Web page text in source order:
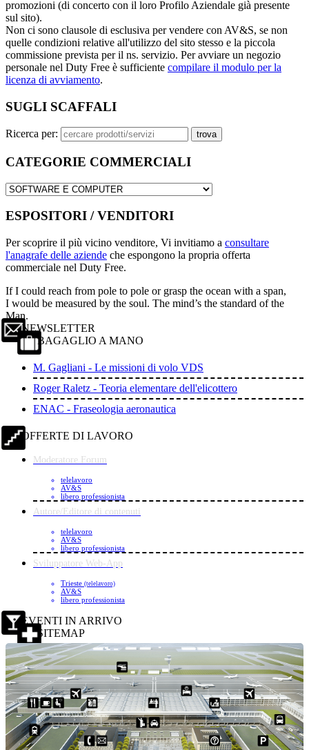
promozioni (di concerto con il loro Profilo Aziendale già presente
sul sito).
Non ci sono clausole di esclusiva per vendere con AV&S, se non
quelle condizioni relative all'utilizzo del sito stesso e la piccola
commissione prevista per il ns. servizio. Per avviare un negozio
personale nel Duty Free è sufficiente compilare il modulo per la
licenza di avviamento.
SUGLI SCAFFALI
Ricerca per:
CATEGORIE COMMERCIALI
ESPOSITORI / VENDITORI
Per scoprire il più vicino venditore, Vi invitiamo a consultare
l'anagrafe delle aziende che espongono la propria offerta
commerciale nel Duty Free.
If I could reach from pole to pole or grasp the ocean with a span,
I would be measured by the soul. The mind’s the standard of the
Man.
NEWSLETTER
BAGAGLIO A MANO
M. Gagliani - Le missioni di volo VDS
Roger Raletz - Teoria elementare dell'elicottero
ENAC - Fraseologia aeronautica
OFFERTE DI LAVORO
Moderatore Forum
telelavoro
AV&S
libero professionista
Autore/Editore di contenuti
telelavoro
AV&S
libero professionista
Sviluppatore Web-App
Trieste (telelavoro)
AV&S
libero professionista
EVENTI IN ARRIVO
SITEMAP